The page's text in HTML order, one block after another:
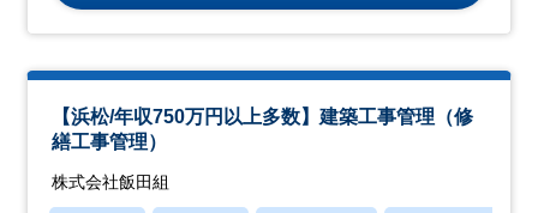
【浜松/年収750万円以上多数】建築工事管理（修
繕工事管理）
株式会社飯田組